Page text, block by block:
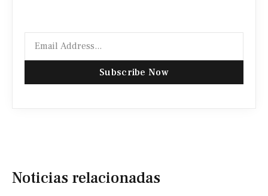
Subscribe Now
Noticias relacionadas